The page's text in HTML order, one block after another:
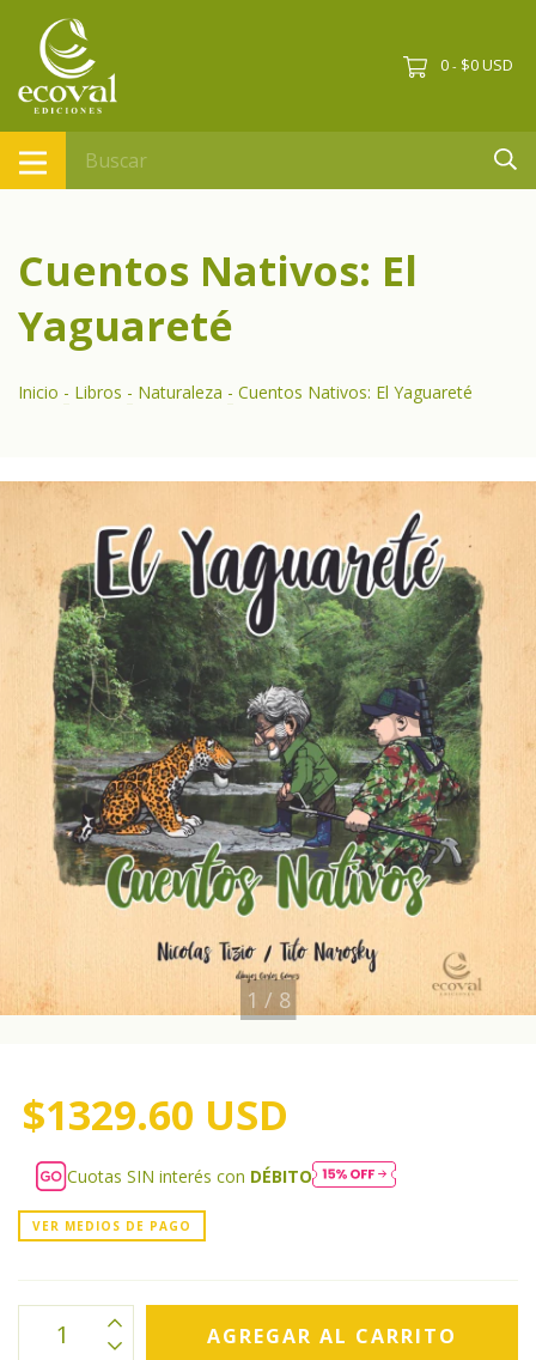
0 - $0 USD
Cuentos Nativos: El
Yaguareté
Inicio - Libros - Naturaleza - Cuentos Nativos: El Yaguareté
1 / 8
$1329.60 USD
Cuotas SIN interés con DÉBITO
VER MEDIOS DE PAGO